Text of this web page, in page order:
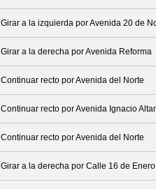
Girar a la izquierda por Avenida 20 de
Girar a la derecha por Avenida Reforma
Continuar recto por Avenida del Norte
Continuar recto por Avenida Ignacio
Continuar recto por Avenida del Norte
Girar a la derecha por Calle 16 de Enero